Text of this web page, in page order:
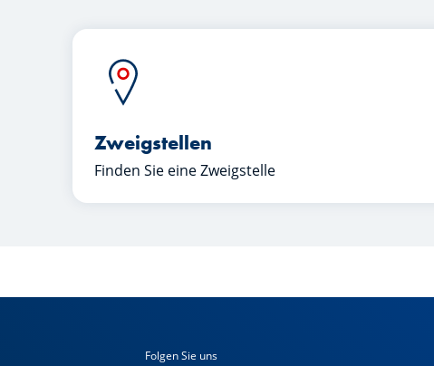
Zweigstellen
Finden Sie eine Zweigstelle
Folgen Sie uns